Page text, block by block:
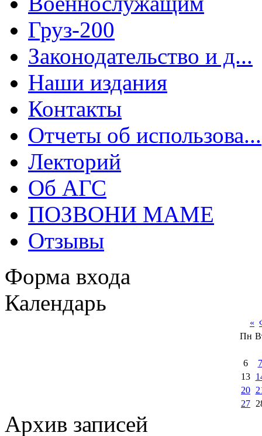
Груз-200
Законодательство и д...
Наши издания
Контакты
Отчеты об использова...
Лекторий
Об АГС
ПОЗВОНИ МАМЕ
Отзывы
Форма входа
Календарь
«
Пн
6
7
13
20
27
Архив записей